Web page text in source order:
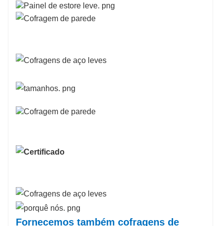
Fornecemos também cofragens de